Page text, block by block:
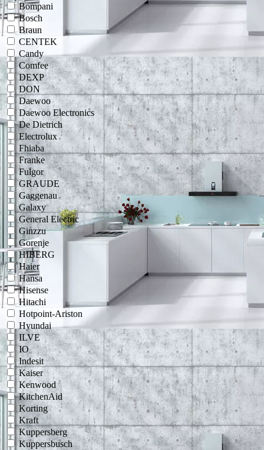
Bompani
Bosch
Braun
CENTEK
Candy
Comfee
DEXP
DON
Daewoo
Daewoo Electronics
De Dietrich
Electrolux
Fhiaba
Franke
Fulgor
GRAUDE
Gaggenau
Galaxy
General Electric
Ginzzu
Gorenje
HIBERG
Haier
Hansa
Hisense
Hitachi
Hotpoint-Ariston
Hyundai
ILVE
IO
Indesit
Kaiser
Kenwood
KitchenAid
Korting
Kraft
Kuppersberg
Kuppersbusch